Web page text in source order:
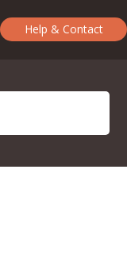
Help & Contact